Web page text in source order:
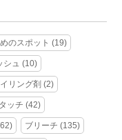
のスポット (19)
シュ (10)
リング剤 (2)
ッチ (42)
ブリーチ (135)